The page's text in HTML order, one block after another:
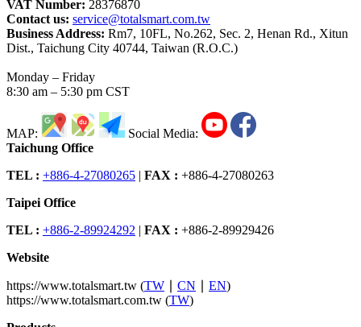
VAT Number: 28376870
Contact us: service@totalsmart.com.tw
Business Address: Rm7, 10FL, No.262, Sec. 2, Henan Rd., Xitun
Dist., Taichung City 40744, Taiwan (R.O.C.)
Monday – Friday
8:30 am – 5:30 pm CST
MAP:
Social Media:
Taichung Office
TEL : +886-4-27080265 | FAX : +886-4-27080263
Taipei Office
TEL : +886-2-89924292 | FAX : +886-2-89929426
Website
https://www.totalsmart.tw (TW CN EN)
https://www.totalsmart.com.tw (TW)